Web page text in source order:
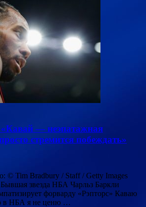
— неэпатажная
стремится побеждать»
© Tim Bradbury / Staff / Getty Images
звезда НБА Чарльз Баркли
форварду «Рэпторс» Каваю
в НБА я не ценю …